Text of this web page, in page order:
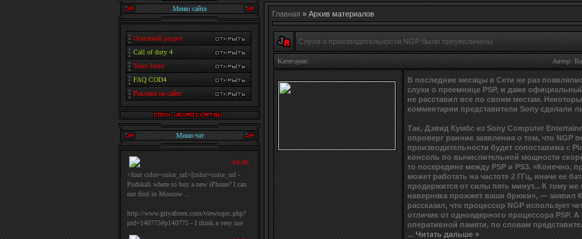
Меню сайта
Основной раздел
Call of duty 4
Team Jeuro
FAQ COD4
Реклама на сайте
Мини-чат
Главная » Архив материалов
Слухи о производительности NGP были преувеличены
Категория: Автор:
В последние месяцы в Сети не раз
слухи о преемнице PSP, и даже
не расставил все по своим местам.
комментарии представители Sony сделали
Так, Дэвид Кумбс из Sony Computer
опроверг ранние заявления о том, что NGP
производительности будет сопоставима с
консоль по вычислительной мощности
то посередине между PSP и PS3. «Конечно,
может работать на частоте 2 ГГц, иначе ее
продержится от силы пять минут... К тому же
наверняка прожжет ваши брюки», — заявил
рассказал, что процессор NGP использует
отличие от одноядерного процессора PSP.
оперативной памяти, по словам
... Читать дальше »